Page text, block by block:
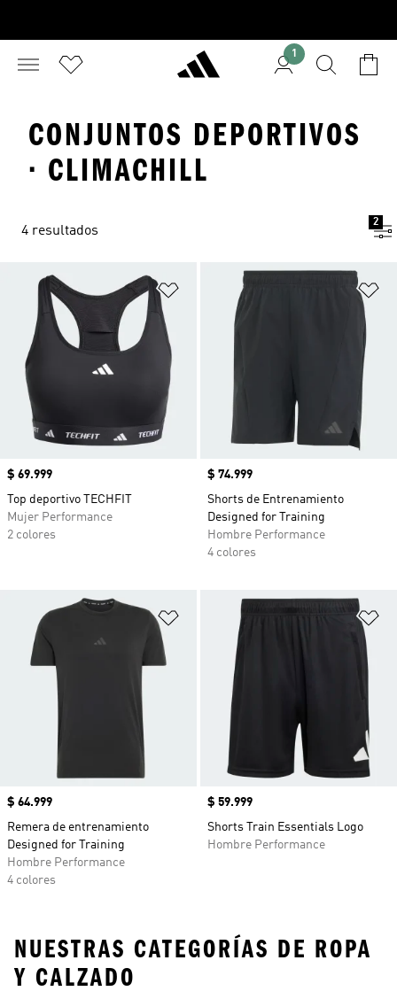
1
CONJUNTOS DEPORTIVOS
· CLIMACHILL
4 resultados
2
Añadir a la lista de deseos
Precio
$ 69.999
Top deportivo TECHFIT
Mujer Performance
2 colores
Precio
$ 74.999
Shorts de Entrenamiento
Designed for Training
Hombre Performance
4 colores
Añadir a la lista de deseos
Precio
$ 64.999
Remera de entrenamiento
Designed for Training
Hombre Performance
4 colores
Precio
$ 59.999
Shorts Train Essentials Logo
Hombre Performance
NUESTRAS CATEGORÍAS DE ROPA
Y CALZADO